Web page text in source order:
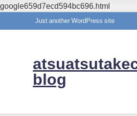
google659d7ecd594bc696.html
Just another WordPress site
blog